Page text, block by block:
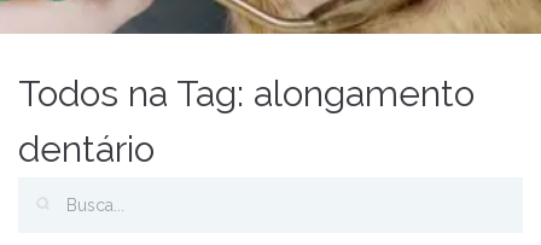
Todos na Tag: alongamento
dentário